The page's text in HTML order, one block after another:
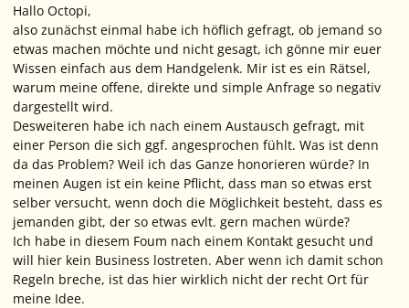
Hallo Octopi,
also zunächst einmal habe ich höflich gefragt, ob jemand so
etwas machen möchte und nicht gesagt, ich gönne mir euer
Wissen einfach aus dem Handgelenk. Mir ist es ein Rätsel,
warum meine offene, direkte und simple Anfrage so negativ
dargestellt wird.
Desweiteren habe ich nach einem Austausch gefragt, mit
einer Person die sich ggf. angesprochen fühlt. Was ist denn
da das Problem? Weil ich das Ganze honorieren würde? In
meinen Augen ist ein keine Pflicht, dass man so etwas erst
selber versucht, wenn doch die Möglichkeit besteht, dass es
jemanden gibt, der so etwas evlt. gern machen würde?
Ich habe in diesem Foum nach einem Kontakt gesucht und
will hier kein Business lostreten. Aber wenn ich damit schon
Regeln breche, ist das hier wirklich nicht der recht Ort für
meine Idee.